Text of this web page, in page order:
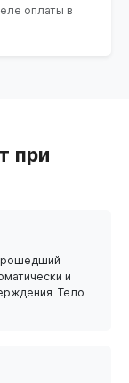
оплаты в
при
и
Тело